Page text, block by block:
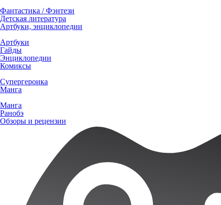
Фантастика / Фэнтези
Детская литература
Артбуки, энциклопедии
Артбуки
Гайды
Энциклопедии
Комиксы
Супергероика
Манга
Манга
Ранобэ
Обзоры и рецензии